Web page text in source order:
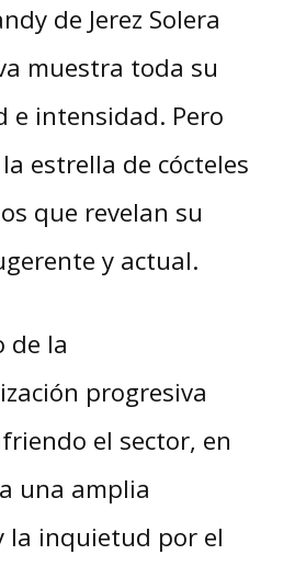
de Jerez Solera
muestra toda su
e intensidad. Pero
estrella de cócteles
que revelan su
y actual.
de la
progresiva
el sector, en
una amplia
la inquietud por el